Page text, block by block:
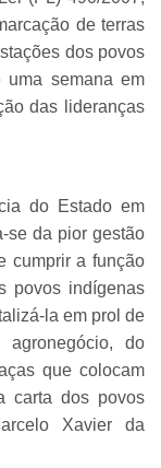
de terras
dos povos
uma semana em
das lideranças
do Estado em
se da pior gestão
cumprir a função
povos indígenas
la em prol de
agronegócio, do
que colocam
carta dos povos
Xavier da